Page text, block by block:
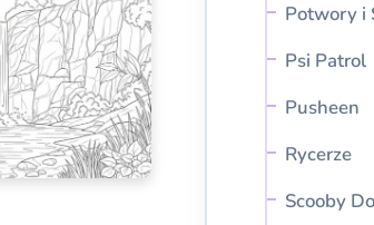
Potwory i
Psi Patrol
Pusheen
Rycerze
Scooby